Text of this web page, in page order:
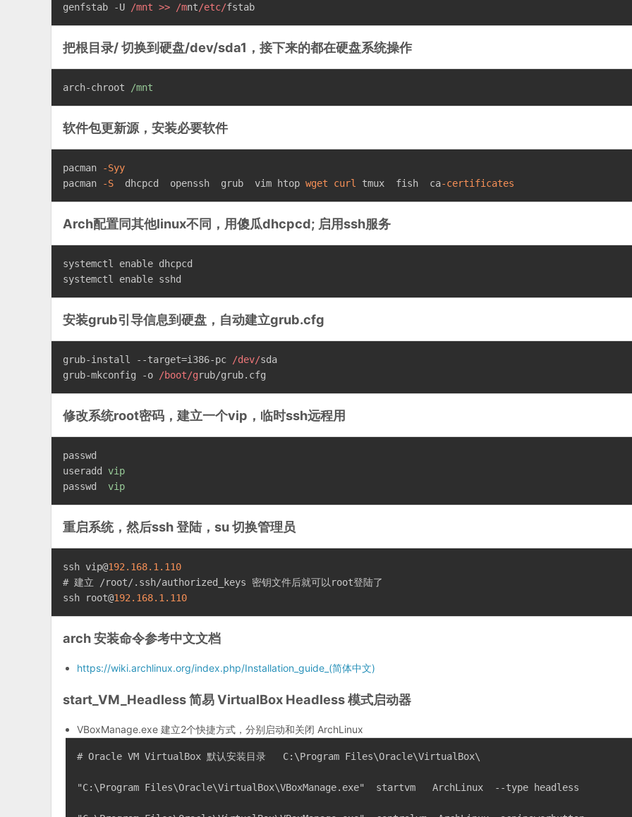
genfstab -U /mnt >> /mnt/etc/fstab
把根目录/ 切换到硬盘/dev/sda1，接下来的都在硬盘系统操作
arch-chroot /mnt
软件包更新源，安装必要软件
pacman
-Syy
pacman
-S
  dhcpcd  openssh  grub  vim htop
wget curl tmux  fish  ca-certificates
Arch配置同其他linux不同，用傻瓜dhcpcd; 启用ssh服务
systemctl enable dhcpcd
systemctl enable sshd
安装grub引导信息到硬盘，自动建立grub.cfg
grub-install --target=i386-pc /dev/sda
grub-mkconfig -o
/boot/grub/grub.cfg
修改系统root密码，建立一个vip，临时ssh远程用
passwd
useradd
vip
passwd
vip
重启系统，然后ssh 登陆，su 切换管理员
ssh vip@192.168.1 .110
# 建立 /root/.ssh/authorized_keys 密钥文件后就可以root登陆了
ssh
root@192.168.1 .110
arch 安装命令参考中文文档
https://wiki.archlinux.org/index.php/Installation_guide_(简体中文)
start_VM_Headless 简易 VirtualBox Headless 模式启动器
VBoxManage.exe 建立2个快捷方式，分别启动和关闭 ArchLinux
# Oracle VM VirtualBox 默认安装目录   C: \Program Files\Oracle\VirtualBox\
"C: \Program Files\Oracle\VirtualBox\VBoxManage.exe"  startvm   ArchLinux  --type headless